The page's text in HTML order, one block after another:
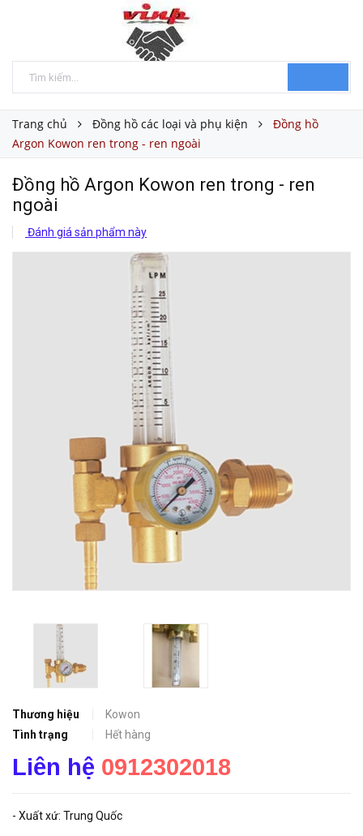
Trang chủ Đồng hồ các loại và phụ kiện
Đồng hồ
Argon Kowon ren trong - ren ngoài
Đồng hồ Argon Kowon ren trong - ren
ngoài
Đánh giá sản phẩm này
Thương hiệu
Kowon
Tình trạng
Hết hàng
Liên hệ 0912302018
- Xuất xứ: Trung Quốc